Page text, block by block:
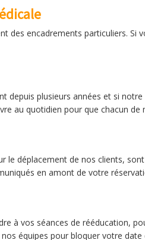
des encadrements particuliers. Si
plusieurs années et si
au quotidien pour que chacun
le déplacement de nos clients,
en amont de votre
à vos séances de rééducation,
équipes pour bloquer votre date